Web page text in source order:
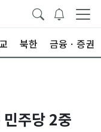
북한 금융ㆍ증권
주당 2중